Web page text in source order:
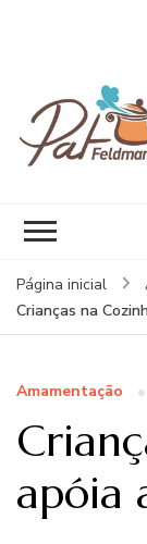
Página inicial
Crianças na
Amamentação
apóia